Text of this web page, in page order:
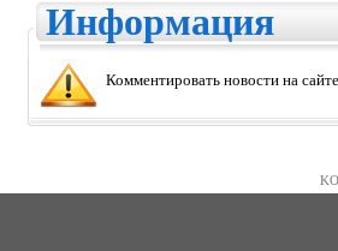
Информация
Комментировать новости на